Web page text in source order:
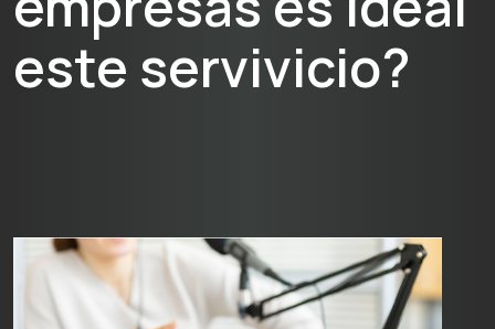
este servivicio?